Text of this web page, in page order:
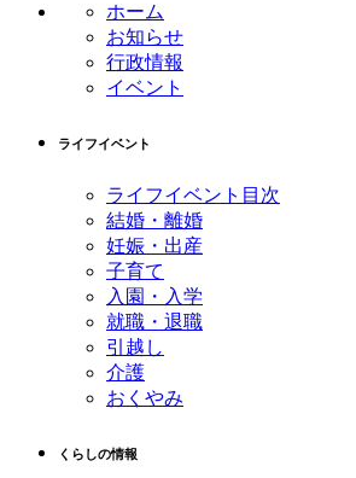
ホーム
お知らせ
行政情報
イベント
ライフイベント
ライフイベント目次
結婚・離婚
妊娠・出産
子育て
入園・入学
就職・退職
引越し
介護
おくやみ
くらしの情報